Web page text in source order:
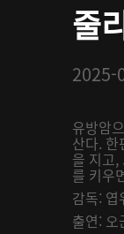
줄
2025-
유방암
산다. 한
을 지고,
를 키우
감독: 엽
출연: 오